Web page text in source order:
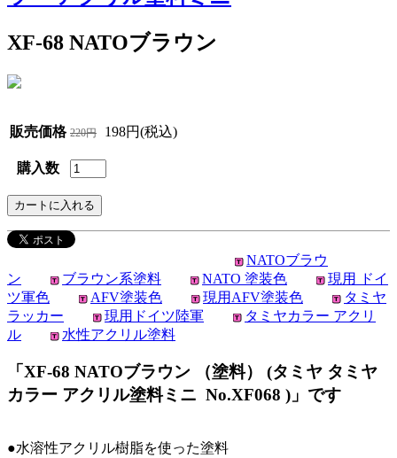
XF-68 NATOブラウン
販売価格 220円 198円(税込)
購入数
NATOブラウ
ン
ブラウン系塗料 NATO 塗装色
現用 ドイ
ツ軍色
AFV塗装色 現用AFV塗装色
タミヤ
ラッカー
現用ドイツ陸軍
タミヤカラー アクリ
ル
水性アクリル塗料
「XF-68 NATOブラウン （塗料） (タミヤ タミヤ
カラー アクリル塗料ミニ No.XF068 )」です
●水溶性アクリル樹脂を使った塗料